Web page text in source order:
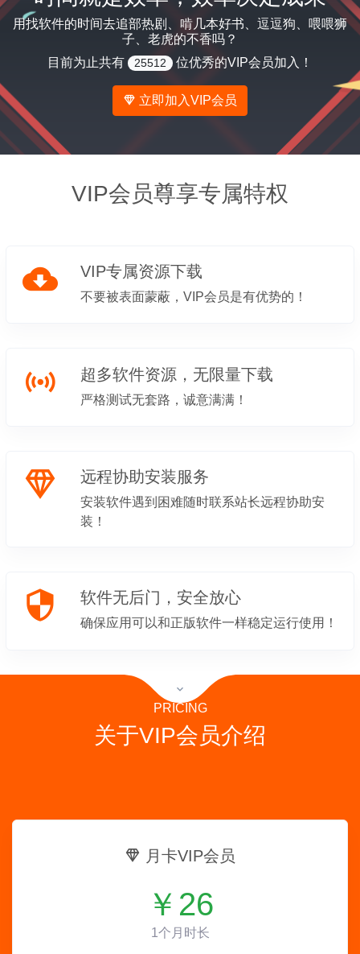
用找软件的时间去追部热剧、啃几本好书、逗逗狗、喂喂狮
子、老虎的不香吗？
目前为止共有
25512 位优秀的VIP会员加入！
立即加入VIP会员
VIP会员尊享专属特权
VIP专属资源下载
不要被表面蒙蔽，VIP会员是有优势的！
超多软件资源，无限量下载
严格测试无套路，诚意满满！
远程协助安装服务
安装软件遇到困难随时联系站长远程协助安
装！
软件无后门，安全放心
确保应用可以和正版软件一样稳定运行使用！
PRICING
关于VIP会员介绍
月卡VIP会员
￥ 26
1个月时长